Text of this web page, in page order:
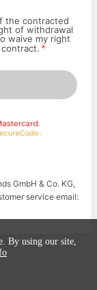
the contracted
of withdrawal
waive my right
*
GmbH & Co. KG,
service email:
By using our site,